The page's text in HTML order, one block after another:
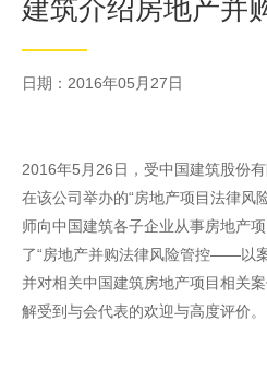
建筑介绍房地产并
日期：2016年05月27日
2016年5月26日，受中国建筑股份有
在该公司举办的“房地产项目法律风
师向中国建筑各子企业从事房地产
了“房地产并购法律风险管控——以
并对相关中国建筑房地产项目相关
解受到与会代表的欢迎与高度评价